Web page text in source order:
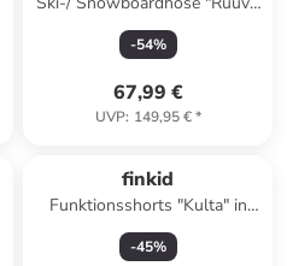
in Türkis
-54%
67,99 €
UVP: 149,95 €*
finkid
Funktionsshorts "Kulta" in
Petrol/ Grau
-45%